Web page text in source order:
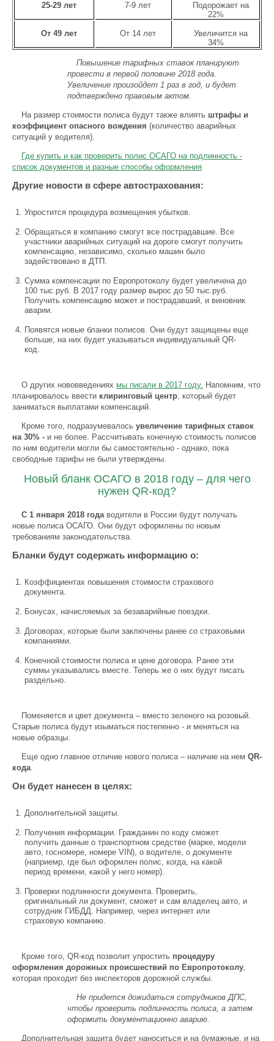
25-29 лет 7-9 лет
Подорожает на
22%
От 49 лет От 14 лет
Увеличится на
34%
Повышение тарифных ставок планируют
провести в первой половине 2018 года.
Увеличение произойдет 1 раз в год, и будет
подтверждено правовым актом.
На размер стоимости полиса будут также влиять штрафы и
коэффициент опасного вождения (количество аварийных
ситуаций у водителя).
Где купить и как проверить полис ОСАГО на подлинность -
список документов и разные способы оформления
Другие новости в сфере автострахования:
Упростится процедура возмещения убытков.
Обращаться в компанию смогут все пострадавшие. Все
участники аварийных ситуаций на дороге смогут получить
компенсацию, независимо, сколько машин было
задействовано в ДТП.
Сумма компенсации по Европротоколу будет увеличена до
100 тыс.руб. В 2017 году размер вырос до 50 тыс.руб.
Получить компенсацию может и пострадавший, и виновник
аварии.
Появятся новые бланки полисов. Они будут защищены еще
больше, на них будет указываться индивидуальный QR-
код.
О других нововведениях мы писали в 2017 году. Напомним, что
планировалось ввести клиринговый центр, который будет
заниматься выплатами компенсаций.
Кроме того, подразумевалось увеличение тарифных ставок
на 30% - и не более. Рассчитывать конечную стоимость полисов
по ним водители могли бы самостоятельно - однако, пока
свободные тарифы не были утверждены.
Новый бланк ОСАГО в 2018 году – для чего
нужен QR-код?
С 1 января 2018 годаводители в России будут получать
новые полиса ОСАГО. Они будут оформлены по новым
требованиям законодательства.
Бланки будут содержать информацию о:
Коэффициентах повышения стоимости страхового
документа.
Бонусах, начисляемых за безаварийные поездки.
Договорах, которые были заключены ранее со страховыми
компаниями.
Конечной стоимости полиса и цене договора. Ранее эти
суммы указывались вместе. Теперь же о них будут писать
раздельно.
Поменяется и цвет документа – вместо зеленого на розовый.
Старые полиса будут изыматься постепенно - и меняться на
новые образцы.
Еще одно главное отличие нового полиса – наличие на нем QR-
кода.
Он будет нанесен в целях:
Дополнительной защиты.
Получения информации. Гражданин по коду сможет
получить данные о транспортном средстве (марке, модели
авто, госномере, номере VIN), о водителе, о документе
(наприемр, где был оформлен полис, когда, на какой
период времени, какой у него номер).
Проверки подлинности документа. Проверить,
оригинальный ли документ, сможет и сам владелец авто, и
сотрудник ГИБДД. Например, через интернет или
страховую компанию.
Кроме того, QR-код позволит упростить процедуру
оформления дорожных происшествий по Европротоколу,
которая проходит без инспекторов дорожной службы.
Не придется дожидаться сотрудников ДПС,
чтобы проверить подлинность полиса, а затем
оформить документационно аварию.
Дополнительная защита будет наноситься и на бумажные, и на